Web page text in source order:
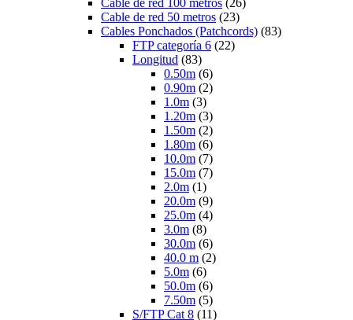
Cable de red 50 metros (23)
Cables Ponchados (Patchcords) (83)
FTP categoría 6 (22)
Longitud (83)
0.50m (6)
0.90m (2)
1.0m (3)
1.20m (3)
1.50m (2)
1.80m (6)
10.0m (7)
15.0m (7)
2.0m (1)
20.0m (9)
25.0m (4)
3.0m (8)
30.0m (6)
40.0 m (2)
5.0m (6)
50.0m (6)
7.50m (5)
S/FTP Cat 8 (11)